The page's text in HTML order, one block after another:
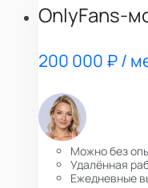
OnlyFans-
200 000 ₽ /
Можно без
Удалённая
Ежедневные